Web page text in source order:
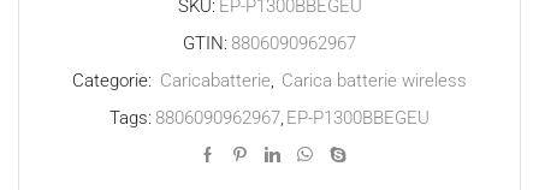
SKU: EP-P1300BBEGEU
GTIN: 8806090962967
Categorie: Caricabatterie, Carica batterie wireless
Tags: 8806090962967, EP-P1300BBEGEU